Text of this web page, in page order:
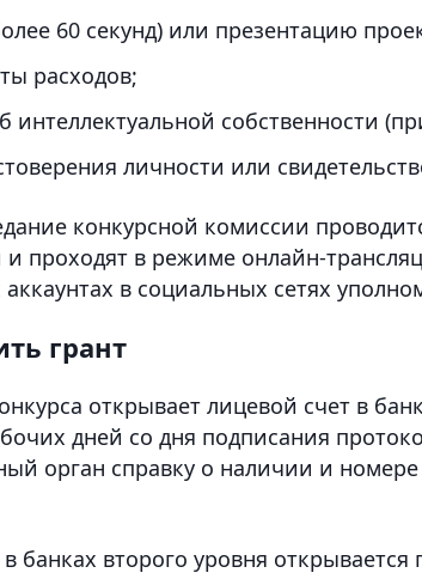
60 секунд) или презентацию
расходов;
интеллектуальной собственности
личности или
конкурсной комиссии
и проходят в режиме онлайн-
в социальных сетях
грант
открывает лицевой счет в
дней со дня подписания
орган справку о наличии и номере
банках второго уровня